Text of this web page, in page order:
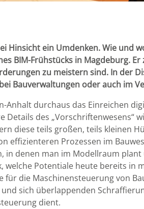
ein Umdenken. Wie und
BIM-Frühstücks in Magdeburg.
zu meistern sind. In der
Bauverwaltungen oder auch im
Anhalt durchaus das Einreichen
des „Vorschriftenwesens“
diese teils großen, teils kleinen
effizienteren Prozessen im
in denen man im Modellraum
Potentiale heute bereits in
die Maschinensteuerung von
sich überlappenden
dient.